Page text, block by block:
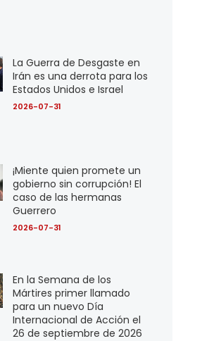
La Guerra de Desgaste en
Irán es una derrota para los
Estados Unidos e Israel
2026-07-31
¡Miente quien promete un
gobierno sin corrupción! El
caso de las hermanas
Guerrero
2026-07-31
En la Semana de los
Mártires primer llamado
para un nuevo Día
Internacional de Acción el
26 de septiembre de 2026